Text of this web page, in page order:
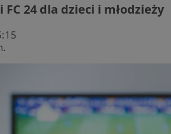
FC 24 dla dzieci i młodzieży